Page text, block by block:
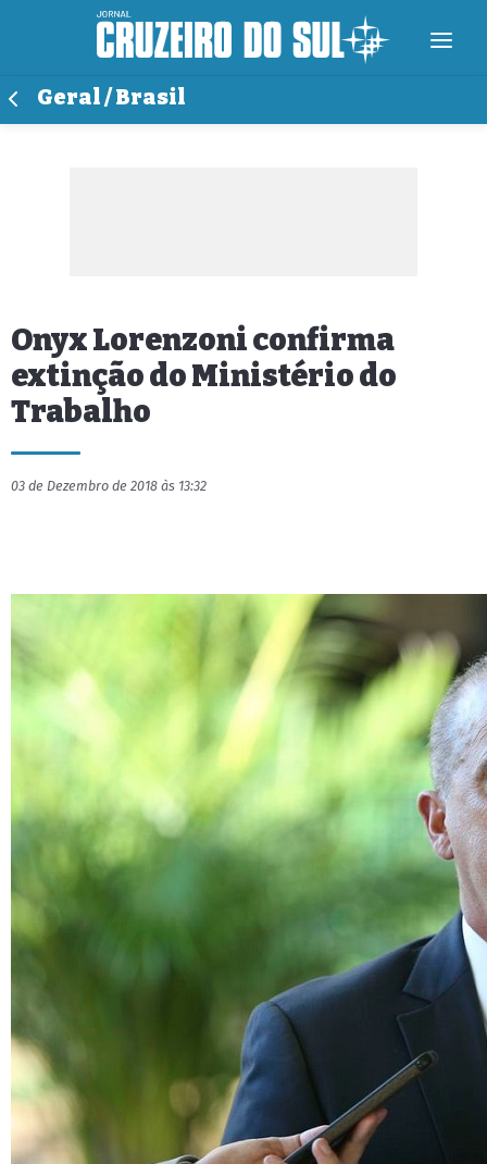
Geral / Brasil
Onyx Lorenzoni confirma
extinção do Ministério do
Trabalho
03 de Dezembro de 2018 às 13:32